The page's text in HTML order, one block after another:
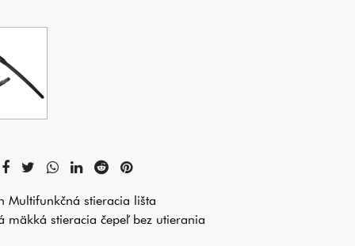
Multifunkčná stieracia lišta
mäkká stieracia čepeľ bez utierania